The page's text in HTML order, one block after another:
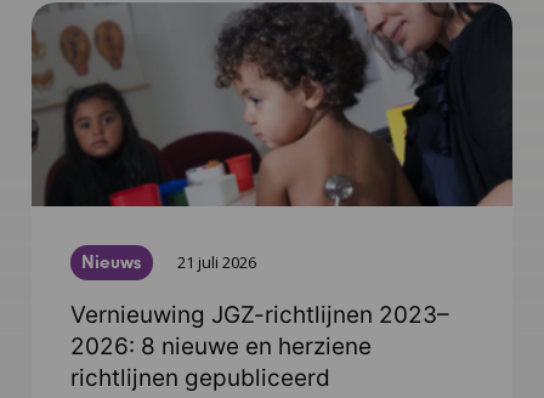
Nieuws 21 juli 2026
Vernieuwing JGZ-richtlijnen 2023–
2026: 8 nieuwe en herziene
richtlijnen gepubliceerd